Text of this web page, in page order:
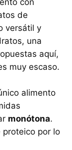
de
versátil y
una
aquí,
muy escaso.
alimento
monótona.
por lo